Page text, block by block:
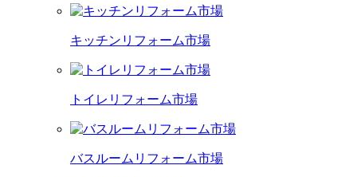
キッチンリフォーム市場
トイレリフォーム市場
バスルームリフォーム市場